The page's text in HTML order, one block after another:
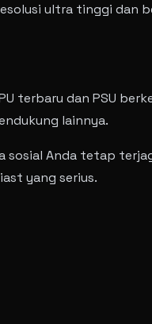
ultra tinggi dan
terbaru dan PSU
lainnya.
sosial Anda tetap
yang serius.